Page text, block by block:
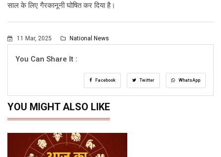
साल के लिए गैरकानूनी घोषित कर दिया है।
11 Mar, 2025 National News
You Can Share It :
Facebook Twitter WhatsApp
YOU MIGHT ALSO LIKE